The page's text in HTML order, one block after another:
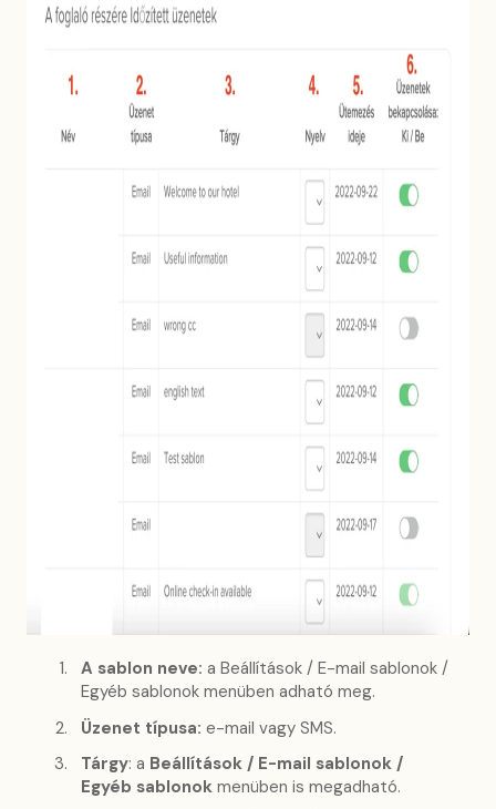
A sablon neve: a Beállítások / E-mail sablonok /
Egyéb sablonok menüben adható meg.
Üzenet típusa: e-mail vagy SMS.
Tárgy: a Beállítások / E-mail sablonok /
Egyéb sablonok menüben is megadható.